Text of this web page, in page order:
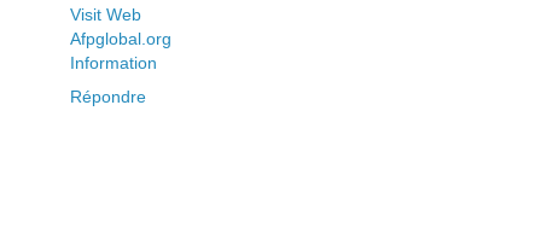
Visit Web
Afpglobal.org
Information
Répondre